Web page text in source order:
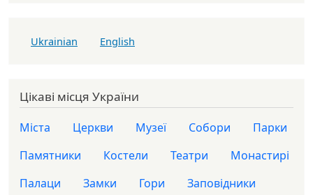
Ukrainian English
Цікаві місця України
Міста Церкви Музеї Собори
Парки
Памятники
Костели Театри
Монастирі
Палаци
Замки Гори Заповідники